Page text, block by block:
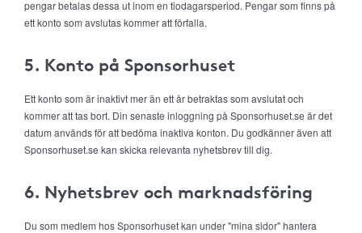
pengar betalas dessa ut inom en tiodagarsperiod. Pengar som finns på
ett konto som avslutas kommer att förfalla.
5. Konto på Sponsorhuset
Ett konto som är inaktivt mer än ett år betraktas som avslutat och
kommer att tas bort. Din senaste inloggning på Sponsorhuset.se är det
datum används för att bedöma inaktiva konton. Du godkänner även att
Sponsorhuset.se kan skicka relevanta nyhetsbrev till dig.
6. Nyhetsbrev och marknadsföring
Du som medlem hos Sponsorhuset kan under "mina sidor" hantera